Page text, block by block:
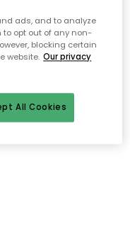
ads, and to analyze
to opt out of any non-
blocking certain
website. Our privacy
All Cookies